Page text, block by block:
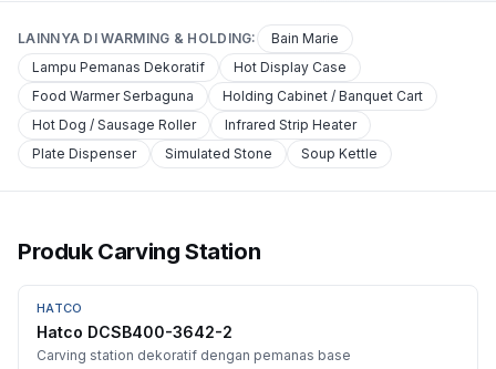
LAINNYA DI WARMING & HOLDING:
Bain Marie
Lampu Pemanas Dekoratif
Hot Display Case
Food Warmer Serbaguna
Holding Cabinet / Banquet Cart
Hot Dog / Sausage Roller
Infrared Strip Heater
Plate Dispenser
Simulated Stone Soup Kettle
Produk Carving Station
HATCO
Hatco DCSB400-3642-2
Carving station dekoratif dengan pemanas base